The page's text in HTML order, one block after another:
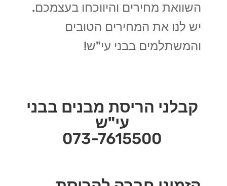
השוואת מחירים והיווכחו בעצמכם.
יש לנו את המחירים הטובים
והמשתלמים בבני עי"ש!
קבלני הריסת מבנים בבני
עי"ש
073-7615500